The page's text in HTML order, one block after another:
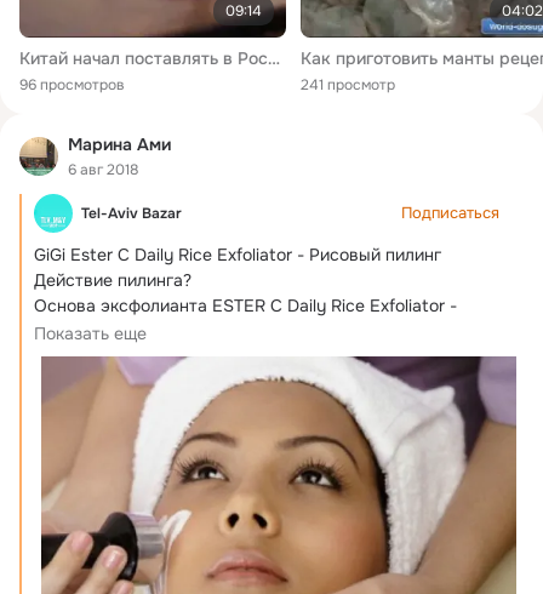
09:14
Китай начал поставлять в Россию ПЛАСТИКОВУЮ ЕДУ яйца мясо хлеб ЖУТЬ
96 просмотров
04:02
Как приготовить манты
241 просмотр
Марина Ами
6 авг 2018
Tel-Aviv Bazar Подписаться
GiGi Ester C Daily Rice Exfoliator - Рисовый пилинг
Действие пилинга?
Основа эксфолианта ESTER C Daily Rice Exfoliator -
рисовые ферменты,...
Показать еще